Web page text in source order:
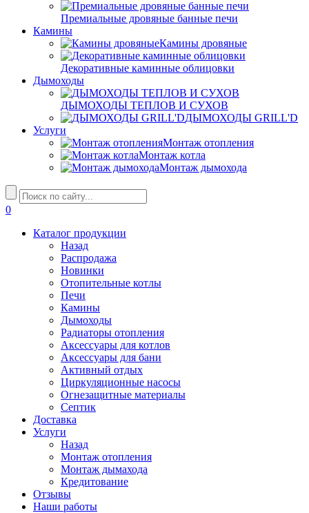
Премиальные дровяные банные печи
Камины
Камины дровяные
Декоративные каминные облицовки
Дымоходы
ДЫМОХОДЫ ТЕПЛОВ И СУХОВ
ДЫМОХОДЫ GRILL'D
Услуги
Монтаж отопления
Монтаж котла
Монтаж дымохода
0
Каталог продукции
Назад
Распродажа
Новинки
Отопительные котлы
Печи
Камины
Дымоходы
Радиаторы отопления
Аксессуары для котлов
Аксессуары для бани
Активный отдых
Циркуляционные насосы
Огнезащитные материалы
Септик
Доставка
Услуги
Назад
Монтаж отопления
Монтаж дымахода
Кредитование
Отзывы
Наши работы